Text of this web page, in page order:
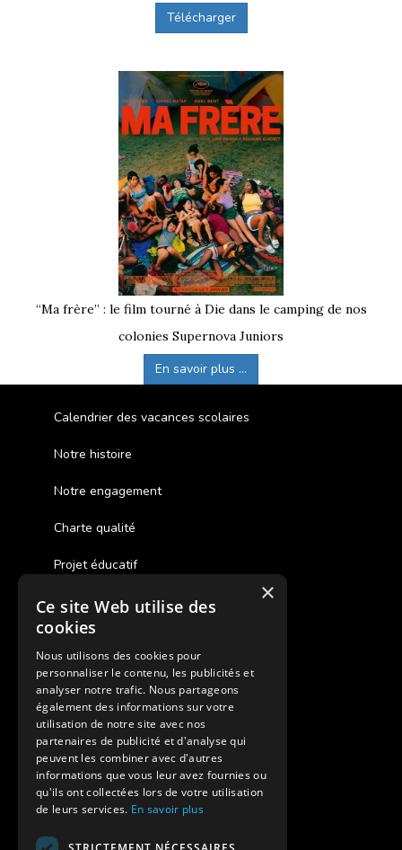
Télécharger
“Ma frère” : le film tourné à Die dans le camping de nos
colonies Supernova Juniors
En savoir plus ...
Calendrier des vacances scolaires
Notre histoire
Notre engagement
Charte qualité
Projet éducatif
Des colonies de vacances inclusives
Assurances annulations
Aides financières pour partir en colonie
Charte de confidentialité
Vacances Adaptées Adulte Supernova
×
Ce site Web utilise des
cookies
Nous utilisons des cookies pour
personnaliser le contenu, les publicités et
analyser notre trafic. Nous partageons
également des informations sur votre
utilisation de notre site avec nos
partenaires de publicité et d'analyse qui
peuvent les combiner avec d'autres
informations que vous leur avez fournies ou
qu'ils ont collectées lors de votre utilisation
de leurs services. En savoir plus